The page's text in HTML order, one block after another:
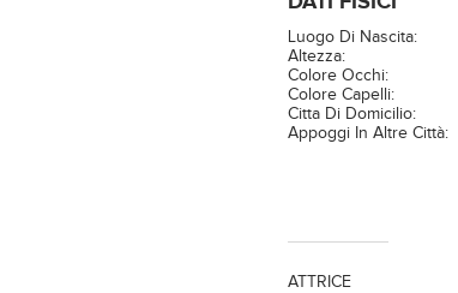
Luogo Di Nascita:
Altezza:
Colore Occhi:
Colore Capelli:
Citta Di Domicilio:
Appoggi In Altre Città:
ATTRICE